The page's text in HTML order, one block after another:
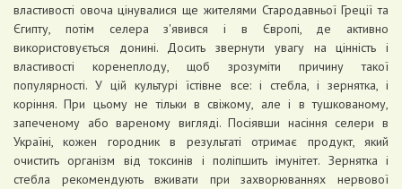
властивості овоча цінувалися ще жителями Стародавньої Греції та
Єгипту, потім селера з'явився і в Європі, де активно
використовується донині. Досить звернути увагу на цінність і
властивості коренеплоду, щоб зрозуміти причину такої
популярності. У цій культурі їстівне все: і стебла, і зернятка, і
коріння. При цьому не тільки в свіжому, але і в тушкованому,
запеченому або вареному вигляді. Посіявши насіння селери в
Україні, кожен городник в результаті отримає продукт, який
очистить організм від токсинів і поліпшить імунітет. Зернятка і
стебла рекомендують вживати при захворюваннях нервової